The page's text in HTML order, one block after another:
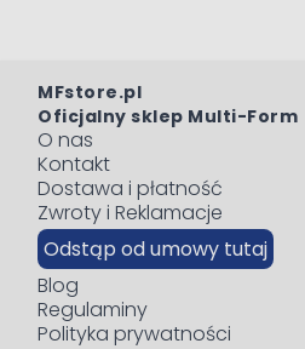
MFstore.pl
Oficjalny sklep Multi-Form
O nas
Kontakt
Dostawa i płatność
Zwroty i Reklamacje
Odstąp od umowy tutaj
Blog
Regulaminy
Polityka prywatności